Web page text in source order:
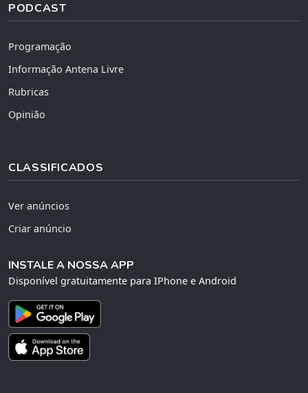
PODCAST
Programação
Informação Antena Livre
Rubricas
Opinião
CLASSIFICADOS
Ver anúncios
Criar anúncio
INSTALE A NOSSA APP
Disponível gratuitamente para IPhone e Android